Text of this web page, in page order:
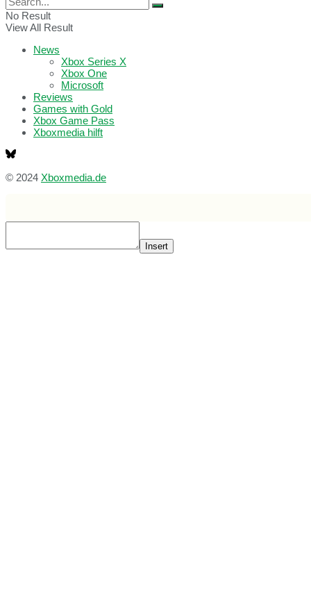
No Result
View All Result
News
Xbox Series X
Xbox One
Microsoft
Reviews
Games with Gold
Xbox Game Pass
Xboxmedia hilft
© 2024 Xboxmedia.de
Insert